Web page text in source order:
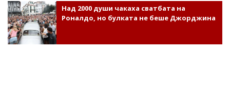
Над 2000 души чакаха сватбата на
Роналдо, но булката не беше Джорджина